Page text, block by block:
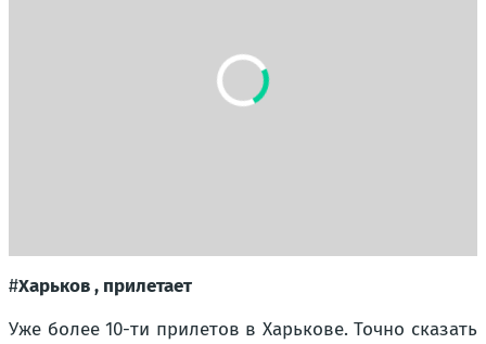
#Харьков , прилетает
Уже более 10-ти прилетов в Харькове. Точно сказать